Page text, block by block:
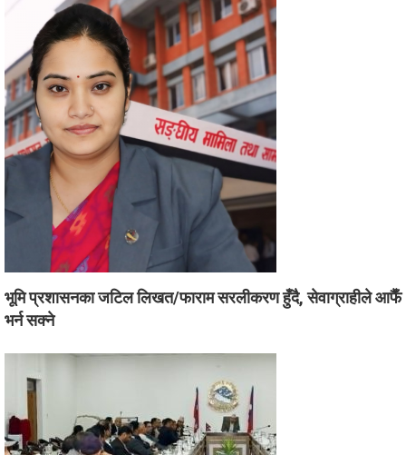
भूमि प्रशासनका जटिल लिखत/फाराम सरलीकरण हुँदै, सेवाग्राहीले आफैँ
भर्न सक्ने